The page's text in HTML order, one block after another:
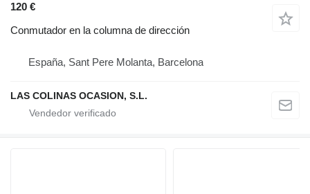
120 €
Conmutador en la columna de dirección
España, Sant Pere Molanta, Barcelona
LAS COLINAS OCASION, S.L.